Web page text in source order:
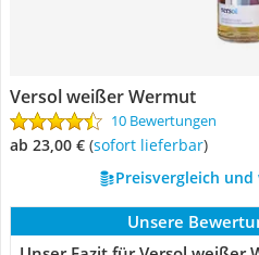
Versol weißer Wermut
10 Bewertungen
ab 23,00 € ( Sofort lieferbar)
Preisvergleich
Unsere